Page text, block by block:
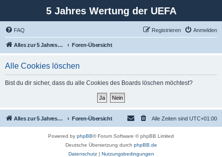
5 Jahres Wertung der UEFA
FAQ Anmelden
Registrieren
Alles zur 5 Jahreswertung / Tabelle der UEFA mit vielen Statistiken. Foren-Übersicht
Alle Cookies löschen
Bist du dir sicher, dass du alle Cookies des Boards löschen möchtest?
Alles zur 5 Jahreswertung / Tabelle der UEFA mit vielen Statistiken. Foren-Übersicht Alle Zeiten sind UTC+01:00
Powered by phpBB® Forum Software © phpBB Limited
Deutsche Übersetzung durch phpBB.de
Datenschutz| Nutzungsbedingungen